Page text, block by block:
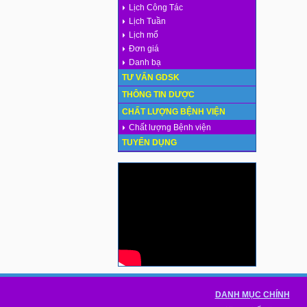
Lịch Công Tác
Lịch Tuần
Lịch mổ
Đơn giá
Danh bạ
TƯ VẤN GDSK
THÔNG TIN DƯỢC
CHẤT LƯỢNG BỆNH VIỆN
Chất lượng Bệnh viện
TUYỂN DỤNG
DANH MỤC CHÍNH